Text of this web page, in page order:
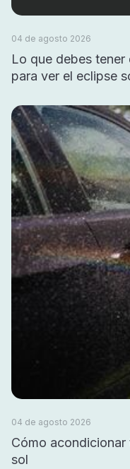
04 de agosto 2026
Lo que debes
para ver el eclipse
04 de agosto 2026
Cómo
sol